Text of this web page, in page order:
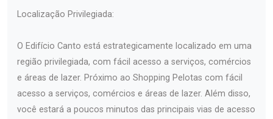
Localização Privilegiada:
O Edifício Canto está estrategicamente localizado em uma
região privilegiada, com fácil acesso a serviços, comércios
e áreas de lazer. Próximo ao Shopping Pelotas com fácil
acesso a serviços, comércios e áreas de lazer. Além disso,
você estará a poucos minutos das principais vias de acesso